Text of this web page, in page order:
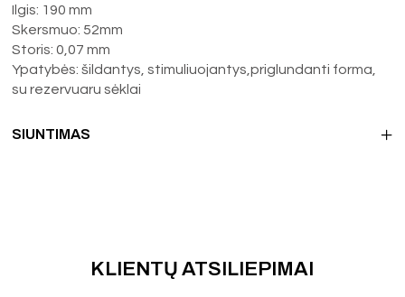
Ilgis: 190 mm
Skersmuo: 52mm
Storis: 0,07 mm
Ypatybės: šildantys, stimuliuojantys,priglundanti forma,
su rezervuaru sėklai
SIUNTIMAS
KLIENTŲ ATSILIEPIMAI